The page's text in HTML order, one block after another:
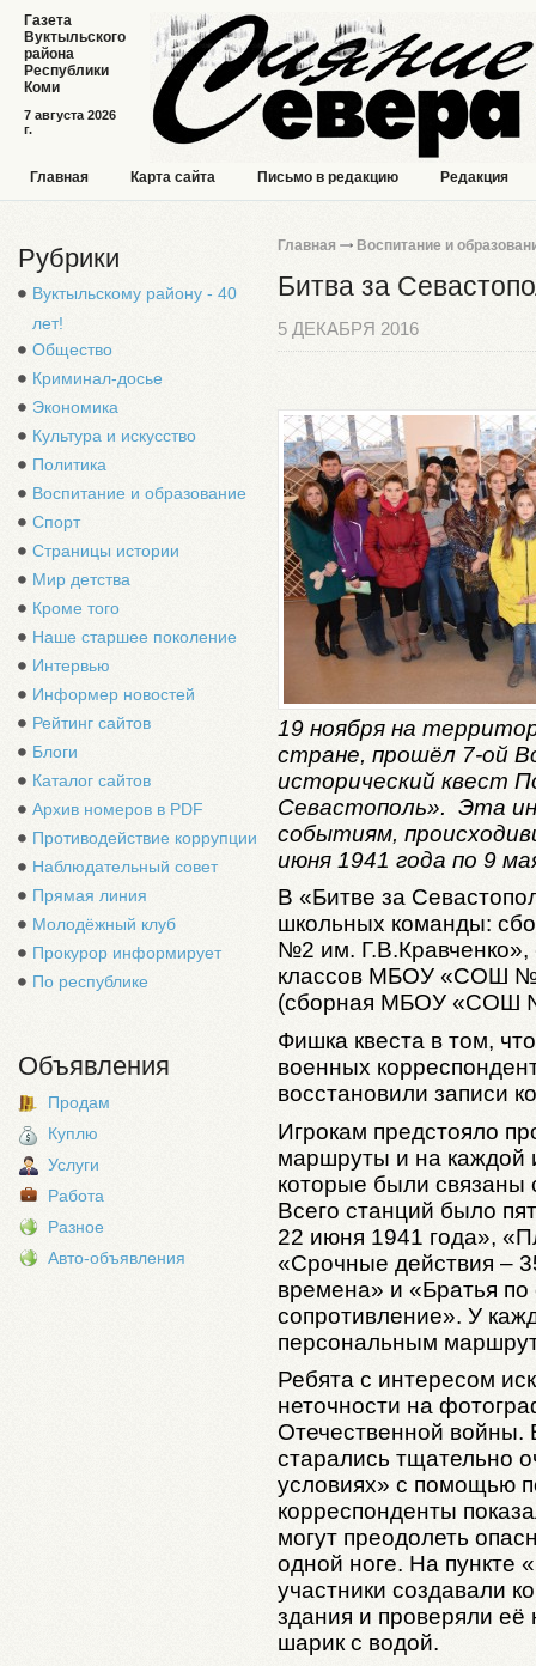
7 августа 2026
г.
Газета
Вуктыльского
района
Республики
Коми
Главная Карта сайта Письмо в редакцию Редакция
Рубрики
Вуктыльскому району - 40
лет!
Общество
Криминал-досье
Экономика
Культура и искусство
Политика
Воспитание и образование
Спорт
Страницы истории
Мир детства
Кроме того
Наше старшее поколение
Интервью
Информер новостей
Рейтинг сайтов
Блоги
Каталог сайтов
Архив номеров в PDF
Противодействие коррупции
Наблюдательный совет
Прямая линия
Молодёжный клуб
Прокурор информирует
По республике
Объявления
Продам
Куплю
Услуги
Работа
Разное
Авто-объявления
Главная Воспитание и
Битва за
5 ДЕКАБРЯ 2016
19 ноября на
стране, прошёл 7-ой
исторический квест
Севастополь». Эта
событиям,
июня 1941 года по 9
В «Битве за
школьных команды:
№2 им. Г.В.Кравченко»,
классов МБОУ «СОШ
(сборная МБОУ «СОШ
Фишка квеста в том,
военных
восстановили записи
Игрокам предстояло
маршруты и на каждой
которые были связаны
Всего станций было
22 июня 1941 года»,
«Срочные действия –
времена» и «Братья
сопротивление». У
персональным
Ребята с интересом
неточности на
Отечественной
старались тщательно
условиях» с помощью
корреспонденты
могут преодолеть
одной ноге. На пункте
участники создавали
здания и проверяли её
шарик с водой.